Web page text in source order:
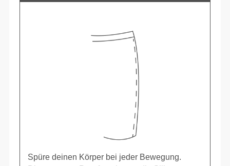
Spüre deinen Körper bei jeder Bewegung.